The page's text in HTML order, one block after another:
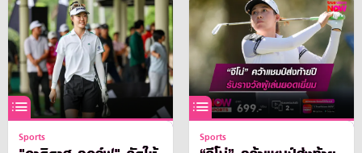
Sports Sports